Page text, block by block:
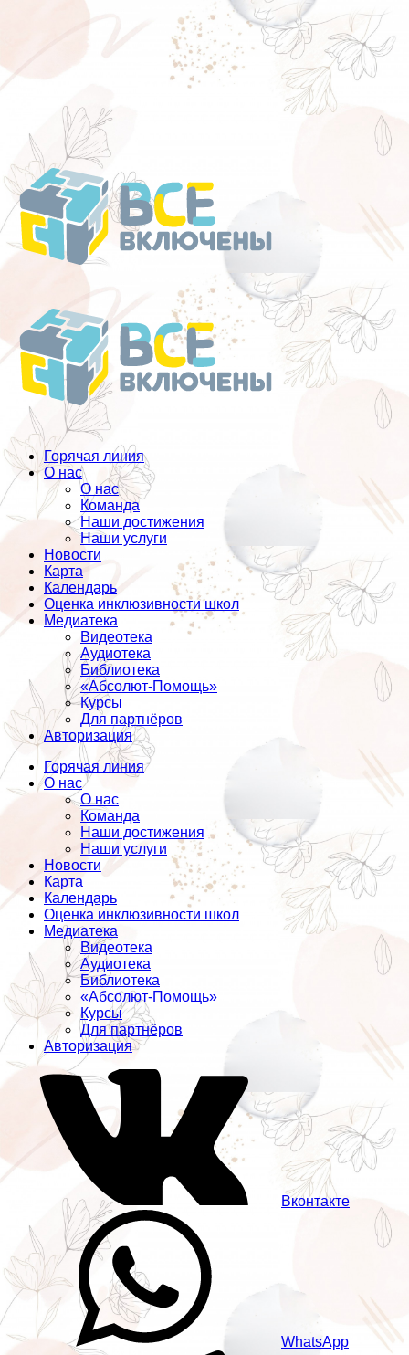
Перейти
к
содержанию
Горячая линия
О нас
О нас
Команда
Наши достижения
Наши услуги
Новости
Карта
Календарь
Оценка инклюзивности школ
Медиатека
Видеотека
Аудиотека
Библиотека
«Абсолют-Помощь»
Курсы
Для партнёров
Авторизация
Горячая линия
О нас
О нас
Команда
Наши достижения
Наши услуги
Новости
Карта
Календарь
Оценка инклюзивности школ
Медиатека
Видеотека
Аудиотека
Библиотека
«Абсолют-Помощь»
Курсы
Для партнёров
Авторизация
Вконтакте
WhatsApp